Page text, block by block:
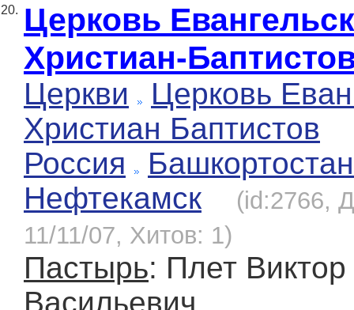
20. Церковь
Христиан-
Церкви
Церковь
Христиан Баптистов
Россия
Башкортостан
Нефтекамск
(id:2766,
11/11/07, Хитов: 1)
Пастырь: Плет Виктор
Васильевич